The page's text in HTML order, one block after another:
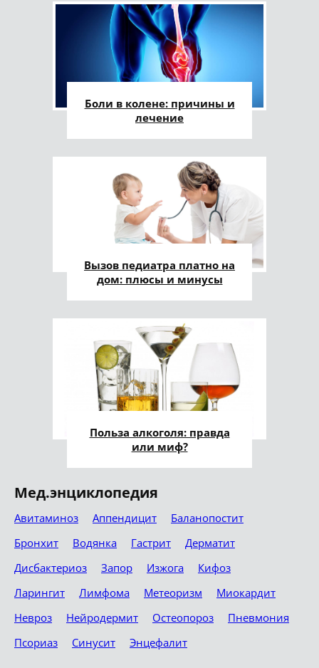
Боли в колене: причины и
лечение
Вызов педиатра платно на
дом: плюсы и минусы
Польза алкоголя: правда
или миф?
Мед.энциклопедия
Авитаминоз Аппендицит
Баланопостит
Бронхит
Водянка Гастрит
Дерматит
Дисбактериоз
Запор Изжога
Кифоз
Ларингит
Лимфома Метеоризм
Миокардит
Невроз
Нейродермит Остеопороз
Пневмония
Псориаз
Синусит Энцефалит